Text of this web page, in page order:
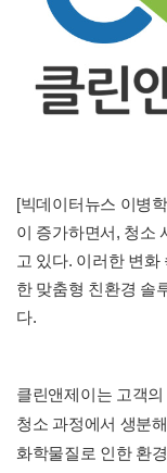
[빅데이터뉴스 이병
이 증가하면서, 청소
고 있다. 이러한 변
한 맞춤형 친환경 솔
다.
클린앤제이는 고객
청소 과정에서 생분
화학물질로 인한 환